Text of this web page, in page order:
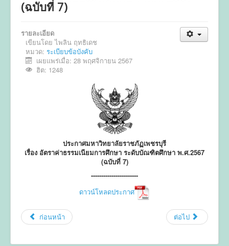
ข่าวประชาสัมพันธ์
ข่าวประชุมวิชาการ
ข่าวรับสมัคร
(ฉบับที่ 7)
รายละเอียด
เขียนโดยไพลิน ฤทธิเดช
หมวด: ระเบียบข้อบังคับ
เผยแพร่เมื่อ: 28 พฤศจิกายน 2567
ฮิต: 1248
ประกาศมหาวิทยาลัยราชภัฏเพชรบุรี
เรื่อง อัตราค่าธรรมเนียมการศึกษา ระดับบัณฑิตศึกษา พ.ศ.2567
(ฉบับที่ 7)
-----------------------
ดาวน์โหลดประกาศ
ก่อนหน้า ต่อไป